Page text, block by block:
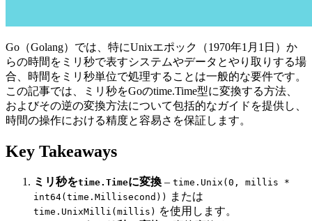
Go（Golang）では、特にUnixエポック（1970年1月1日）か
らの時間をミリ秒で表すシステムやデータとやり取りする場
合、時間をミリ秒単位で処理することは一般的な要件です。
この記事では、ミリ秒をGoのtime.Time型に変換する方法、
およびその逆の変換方法について包括的なガイドを提供し、
時間の操作における精度と容易さを保証します。
Key Takeaways
ミリ秒をtime.Timeに変換 – time.Unix(0, millis *
int64(time.Millisecond))
または
time.UnixMilli(millis) を使用します。